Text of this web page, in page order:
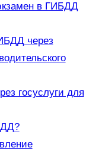
в ГИБДД
через
госуслуги для